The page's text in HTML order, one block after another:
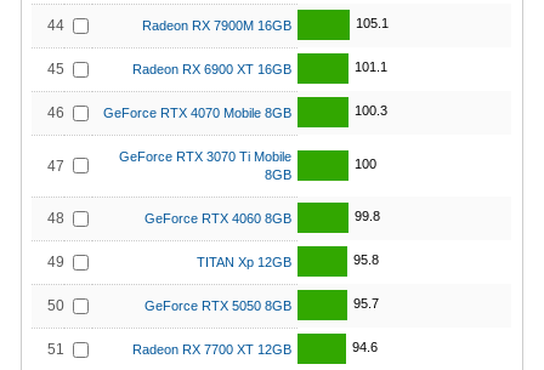
44 Radeon RX 7900M 16GB 105.1
45 Radeon RX 6900 XT 16GB 101.1
46 GeForce RTX 4070 Mobile 8GB 100.3
47
GeForce RTX 3070 Ti Mobile
8GB
100
48 GeForce RTX 4060 8GB 99.8
49 TITAN Xp 12GB 95.8
50 GeForce RTX 5050 8GB 95.7
51 Radeon RX 7700 XT 12GB 94.6